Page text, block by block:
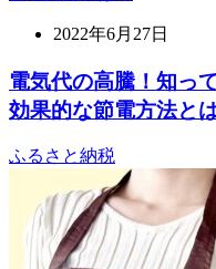
2022年6月27日
電気代の高騰！知っ
効果的な節電方法と
ふるさと納税